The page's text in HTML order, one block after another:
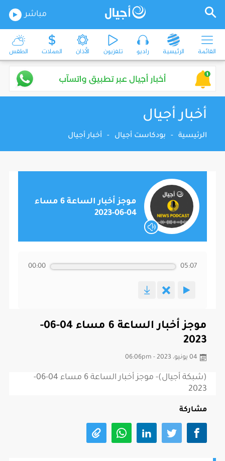
مباشر
القائمة الرئيسية راديو تلفزيون الأذان العملات الطقس
أخبار أجيال
الرئيسية - بودكاست أجيال - أخبار أجيال
موجز أخبار الساعة 6 مساء
04-06-2023
00:00 05:07
موجز أخبار الساعة 6 مساء 04-06-
2023
04 يونيو، 2023 - 06:06pm
(شبكة أجيال)- موجز أخبار الساعة 6 مساء 04-06-
2023
مشاركة